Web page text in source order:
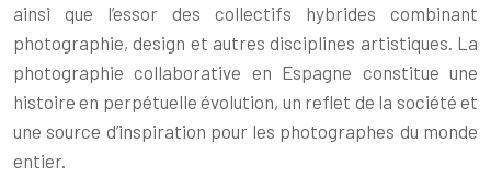
ainsi que l’essor des collectifs hybrides combinant
photographie, design et autres disciplines artistiques. La
photographie collaborative en Espagne constitue une
histoire en perpétuelle évolution, un reflet de la société et
une source d’inspiration pour les photographes du monde
entier.